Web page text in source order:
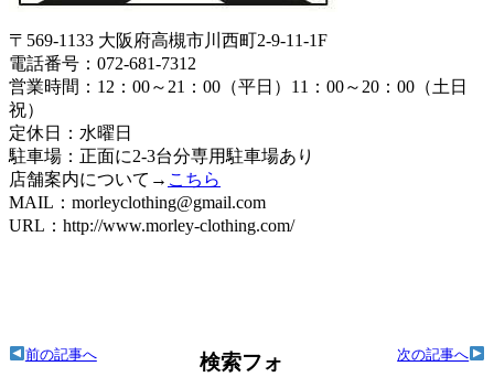
〒569-1133 大阪府高槻市川西町2-9-11-1F
電話番号：072-681-7312
営業時間：12：00～21：00（平日）11：00～20：00（土日
祝）
定休日：水曜日
駐車場：正面に2-3台分専用駐車場あり
店舗案内について→ こちら
MAIL：morleyclothing@gmail.com
URL：http://www.morley-clothing.com/
次の記事へ
前の記事へ
検索フォ